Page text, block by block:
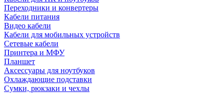
Переходники и конвертеры
Кабели питания
Видео кабели
Кабели для мобильных устройств
Сетевые кабели
Принтера и МФУ
Планшет
Аксессуары для ноутбуков
Охлаждающие подставки
Сумки, рюкзаки и чехлы